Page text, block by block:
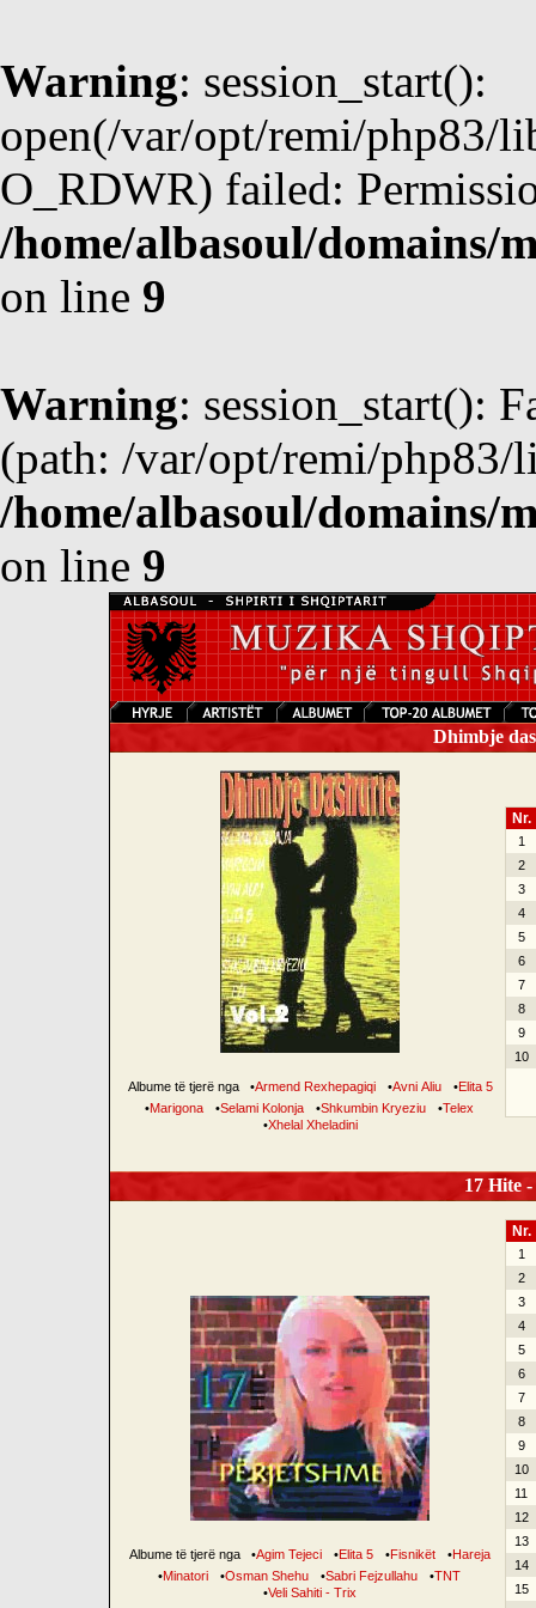
Warning: session_start():
open(/var/opt/remi/php83/
O_RDWR) failed:
/home/albasoul/domains/
on line 9
Warning: session_start():
(path: /var/opt/remi/php83/
/home/albasoul/domains/
on line 9
Dhimbje
Albume të tjerë nga •Armend Rexhepagiqi •Avni Aliu •Elita 5
•Marigona •Selami Kolonja •Shkumbin Kryeziu •Telex
•Xhelal Xheladini
Nr.
1
2
3
4
5
6
7
8
9
10
17 Hite
Albume të tjerë nga •Agim Tejeci •Elita 5 •Fisnikët •Hareja
•Minatori •Osman Shehu •Sabri Fejzullahu •TNT
•Veli Sahiti - Trix
Nr.
1
2
3
4
5
6
7
8
9
10
11
12
13
14
15